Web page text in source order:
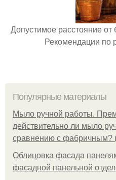
Допустимое расстояние от
Рекомендации по
Популярные материалы
Мыло ручной работы.
действительно ли мыло
сравнению с фабричным?
Облицовка фасада
фасадной панельной